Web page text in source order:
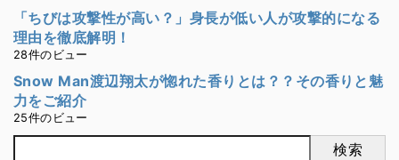
「ちびは攻撃性が高い？」身長が低い人が攻撃的になる
理由を徹底解明！
28件のビュー
Snow Man渡辺翔太が惚れた香りとは？？その香りと魅
力をご紹介
25件のビュー
検索